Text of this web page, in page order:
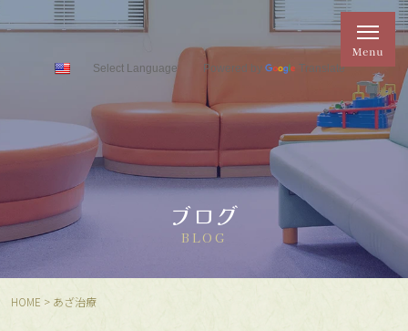
Powered by Translate
ブログ
BLOG
HOME > あざ治療